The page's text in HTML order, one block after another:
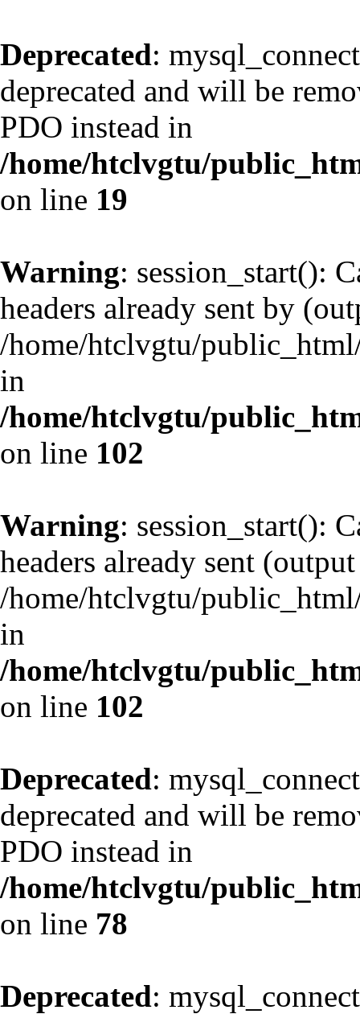
Deprecated:
deprecated and will be
PDO instead in
/home/htclvgtu/
on line 19
Warning: session_start():
headers already sent by
/home/htclvgtu/
in
/home/htclvgtu/
on line 102
Warning: session_start():
headers already sent
/home/htclvgtu/
in
/home/htclvgtu/
on line 102
Deprecated:
deprecated and will be
PDO instead in
/home/htclvgtu/
on line 78
Deprecated: